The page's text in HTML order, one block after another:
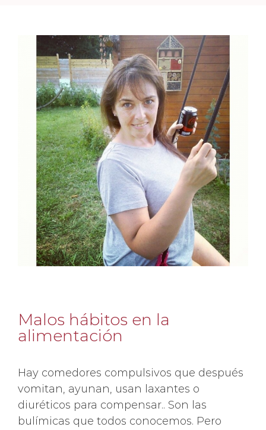
Malos hábitos en la
alimentación
Hay comedores compulsivos que después
vomitan, ayunan, usan laxantes o
diuréticos para compensar.. Son las
bulímicas que todos conocemos. Pero